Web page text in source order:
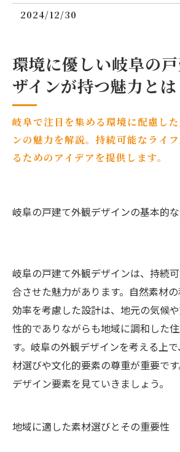
2024/12/30
環境に優しい岐阜の
ザインが持つ魅力とは
岐阜で注目を集める環境に配慮し
ンの魅力を解説。持続可能なライ
るためのアイデアを提供します。
岐阜の戸建て外観デザインの基本的
岐阜の戸建て外観デザインは、持続
合させた魅力があります。自然素材
効率を考慮した設計は、地元の気候
性的でありながらも地域に調和した
す。岐阜の外観デザインを考える上
材選びや文化的要素の尊重が重要で
デザイン要素を見ていきましょう。
地域に適した素材選びとその重要性